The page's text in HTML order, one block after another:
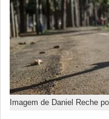
Imagem de Daniel Reche